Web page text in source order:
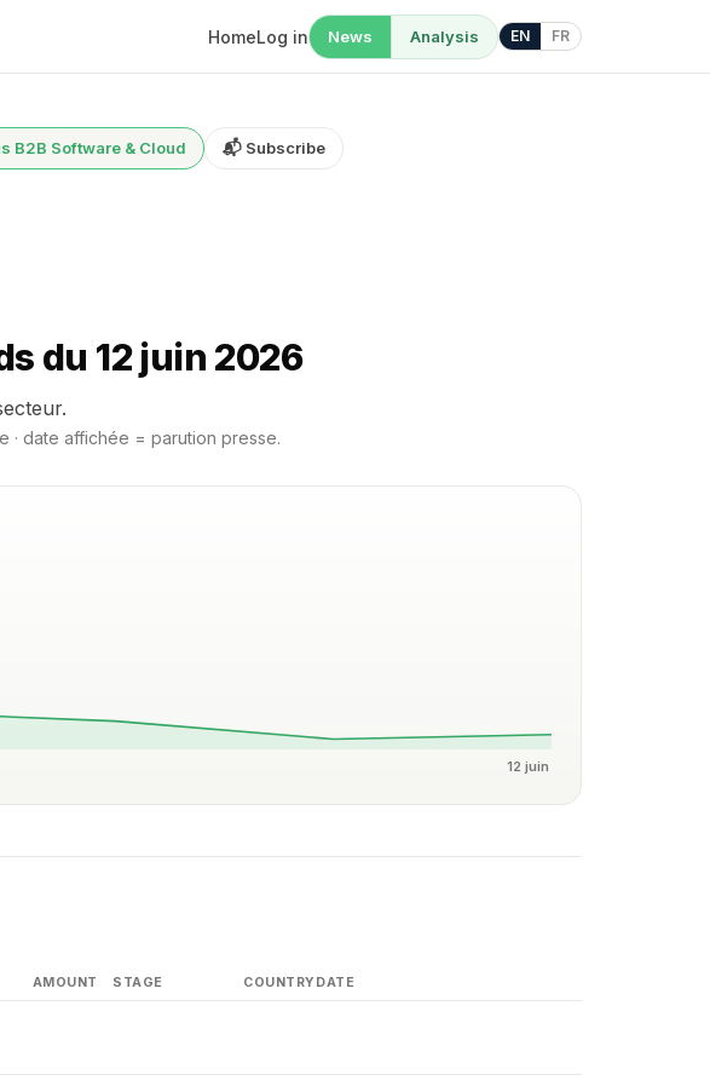
HomeLog in News Analysis EN FR
B2B Software & Cloud 📬 Subscribe
du 12 juin 2026
· date affichée = parution presse.
12 juin
AMOUNT STAGE COUNTRY DATE